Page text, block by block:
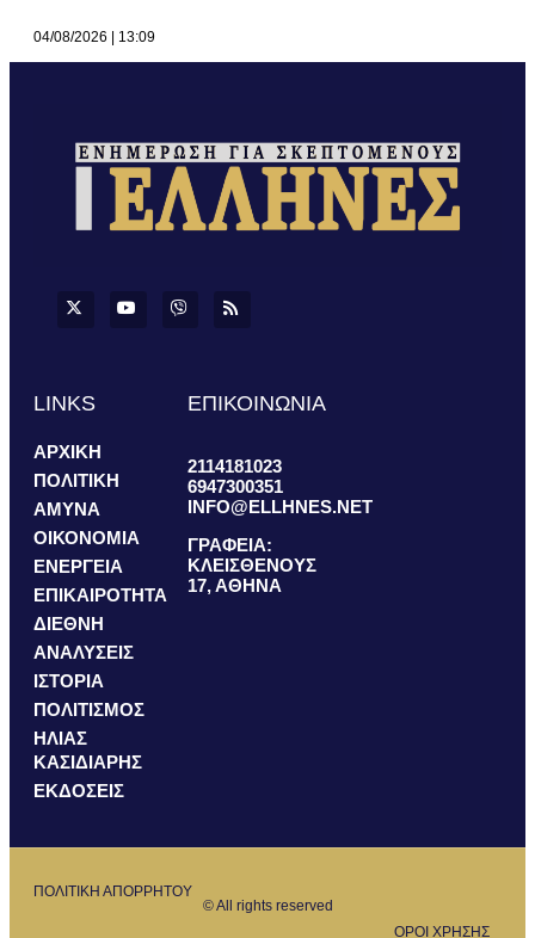
04/08/2026 13:09
LINKS
ΑΡΧΙΚΗ
ΠΟΛΙΤΙΚΗ
ΑΜΥΝΑ
ΟΙΚΟΝΟΜΙΑ
ΕΝΕΡΓΕΙΑ
ΕΠΙΚΑΙΡΟΤΗΤΑ
ΔΙΕΘΝΗ
ΑΝΑΛΥΣΕΙΣ
ΙΣΤΟΡΙΑ
ΠΟΛΙΤΙΣΜΟΣ
ΗΛΙΑΣ
ΚΑΣΙΔΙΑΡΗΣ
ΕΚΔΟΣΕΙΣ
ΕΠΙΚΟΙΝΩΝΙΑ
2114181023
6947300351
INFO@ELLHNES.NET
ΓΡΑΦΕΙΑ:
ΚΛΕΙΣΘΕΝΟΥΣ
17, ΑΘΗΝΑ
ΠΟΛΙΤΙΚΗ ΑΠΟΡΡΗΤΟΥ
© All rights reserved
ΟΡΟΙ ΧΡΗΣΗΣ